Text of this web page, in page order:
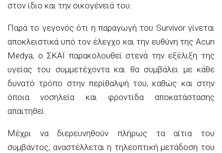
στον ίδιο και την οικογένειά του.
Παρά το γεγονός ότι η παραγωγή του Survivor γίνεται
αποκλειστικά υπό τον έλεγχο και την ευθύνη της Acun
Medya, ο ΣΚΑΪ παρακολουθεί στενά την εξέλιξη της
υγείας του συμμετέχοντα και θα συμβάλει με κάθε
δυνατό τρόπο στην περίθαλψή του, καθώς και στην
όποια νοσηλεία και φροντίδα αποκατάστασης
απαιτηθεί.
Μέχρι να διερευνηθούν πλήρως τα αίτια του
συμβάντος, αναστέλλεται η τηλεοπτική μετάδοση του